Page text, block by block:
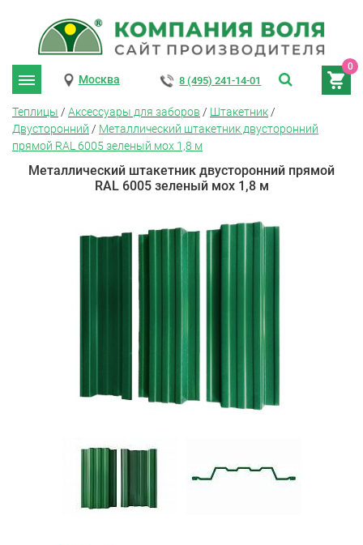
0
Москва 8 (495) 241-14-01
Теплицы / Аксессуары для заборов / Штакетник /
Двусторонний / Металлический штакетник двусторонний
прямой RAL 6005 зеленый мох 1,8 м
Металлический штакетник двусторонний прямой
RAL 6005 зеленый мох 1,8 м